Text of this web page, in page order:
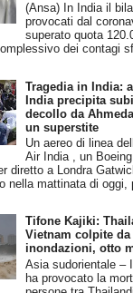
(Ansa) In India il
provocati dal
superato quota
dei contagi
Tragedia in India:
India precipita
decollo da
un superstite
Un aereo di linea
Air India , un
diretto a Londra
nella mattinata di oggi,
Tifone Kajiki:
Vietnam colpite da
inondazioni, otto
Asia sudorientale –
ha provocato la